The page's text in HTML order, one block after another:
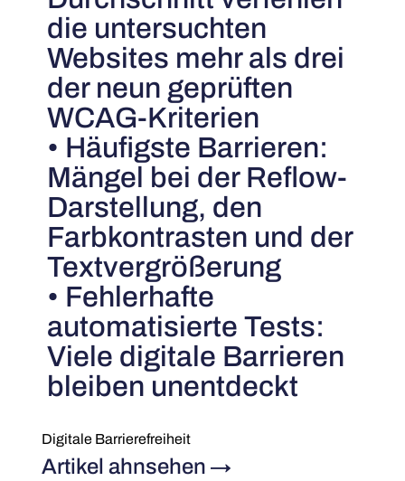
die untersuchten
Websites mehr als drei
der neun geprüften
WCAG-Kriterien
• Häufigste Barrieren:
Mängel bei der Reflow-
Darstellung, den
Farbkontrasten und der
Textvergrößerung
• Fehlerhafte
automatisierte Tests:
Viele digitale Barrieren
bleiben unentdeckt
Digitale Barrierefreiheit
Artikel ahnsehen →